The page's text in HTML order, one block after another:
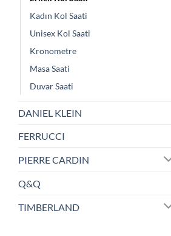
Kadın Kol Saati
Unisex Kol Saati
Kronometre
Masa Saati
Duvar Saati
DANIEL KLEIN
FERRUCCI
PIERRE CARDIN
Q&Q
TIMBERLAND